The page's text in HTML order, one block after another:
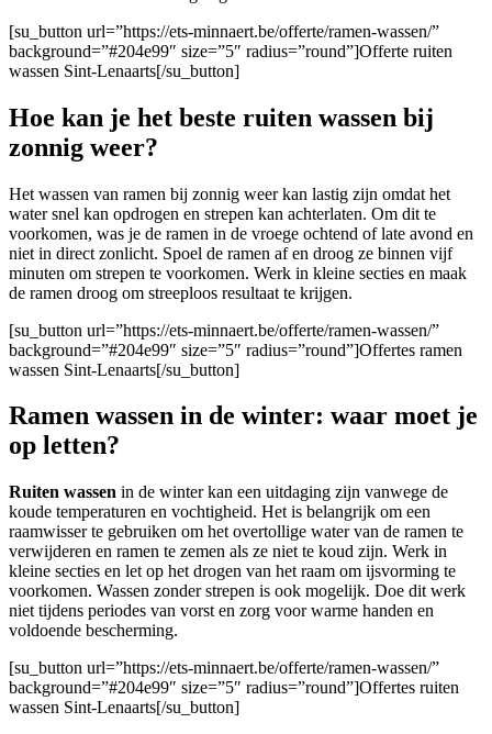
[su_button url=”https://ets-minnaert.be/offerte/ramen-wassen/”
background=”#204e99″ size=”5″ radius=”round”]Offerte ruiten
wassen Sint-Lenaarts[/su_button]
Hoe kan je het beste ruiten wassen bij
zonnig weer?
Het wassen van ramen bij zonnig weer kan lastig zijn omdat het
water snel kan opdrogen en strepen kan achterlaten. Om dit te
voorkomen, was je de ramen in de vroege ochtend of late avond en
niet in direct zonlicht. Spoel de ramen af en droog ze binnen vijf
minuten om strepen te voorkomen. Werk in kleine secties en maak
de ramen droog om streeploos resultaat te krijgen.
[su_button url=”https://ets-minnaert.be/offerte/ramen-wassen/”
background=”#204e99″ size=”5″ radius=”round”]Offertes ramen
wassen Sint-Lenaarts[/su_button]
Ramen wassen in de winter: waar moet je
op letten?
Ruiten wassen in de winter kan een uitdaging zijn vanwege de
koude temperaturen en vochtigheid. Het is belangrijk om een
raamwisser te gebruiken om het overtollige water van de ramen te
verwijderen en ramen te zemen als ze niet te koud zijn. Werk in
kleine secties en let op het drogen van het raam om ijsvorming te
voorkomen. Wassen zonder strepen is ook mogelijk. Doe dit werk
niet tijdens periodes van vorst en zorg voor warme handen en
voldoende bescherming.
[su_button url=”https://ets-minnaert.be/offerte/ramen-wassen/”
background=”#204e99″ size=”5″ radius=”round”]Offertes ruiten
wassen Sint-Lenaarts[/su_button]